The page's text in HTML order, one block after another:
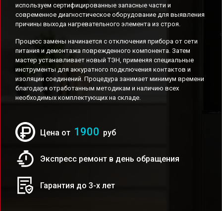
используем сертифицированные запасные части и
современное диагностическое оборудование для выявления
причины выхода нагревательного элемента из строя.
Процесс замены начинается с отключения прибора от сети
питания и демонтажа поврежденного компонента. Затем
мастер устанавливает новый ТЭН, применяя специальные
инструменты для аккуратного подключения контактов и
изоляции соединений. Процедура занимает минимум времени
благодаря отработанным методикам и наличию всех
необходимых комплектующих на складе.
Цена от 1900 руб
Экспресс ремонт в день обращения
Гарантия до 3-х лет